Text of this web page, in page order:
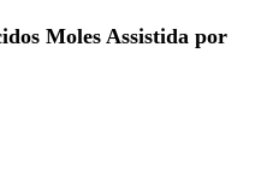
Moles Assistida por